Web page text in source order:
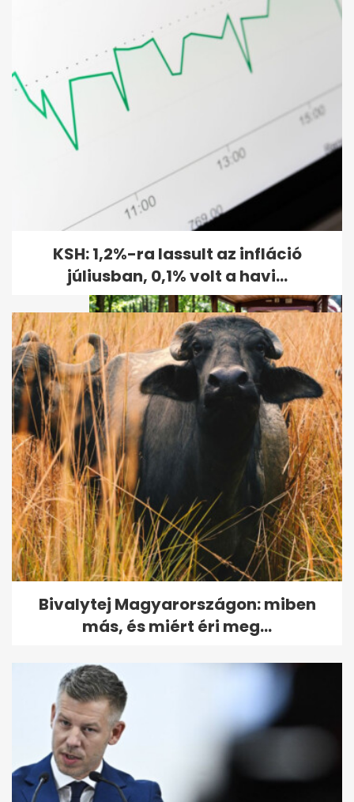
Őszirózsa a kertben: nyár
végén indul, ősszel hozza a
színét
Kisvasutas kirándulás
kánikulában: 9 hazai útvonal
unokákkal
KSH: 1,2%-ra lassult az infláció
júliusban, 0,1% volt a havi...
Bivalytej Magyarországon: miben
más, és miért éri meg...